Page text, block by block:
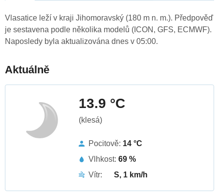
Vlasatice leží v kraji Jihomoravský (180 m n. m.). Předpověď
je sestavena podle několika modelů (ICON, GFS, ECMWF).
Naposledy byla aktualizována dnes v 05:00.
Aktuálně
13.9 °C
(klesá)
Pocitově: 14 °C
Vlhkost: 69 %
Vítr:
S, 1 km/h